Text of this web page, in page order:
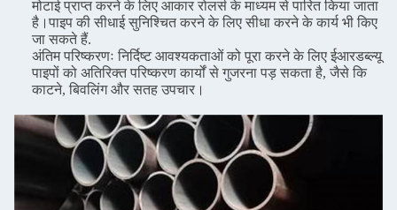
मोटाई प्राप्त करने के लिए आकार रोलर्स के माध्यम से पारित किया जाता
है।पाइप की सीधाई सुनिश्चित करने के लिए सीधा करने के कार्य भी किए
जा सकते हैं.
अंतिम परिष्करणः निर्दिष्ट आवश्यकताओं को पूरा करने के लिए ईआरडब्ल्यू
पाइपों को अतिरिक्त परिष्करण कार्यों से गुजरना पड़ सकता है, जैसे कि
काटने, बिवलिंग और सतह उपचार।